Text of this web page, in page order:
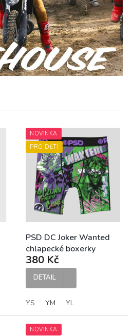
NOVINKA
PRO DĚTI
PSD DC Joker Wanted
chlapecké boxerky
380 Kč
DETAIL
YS YM YL
NOVINKA